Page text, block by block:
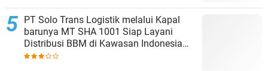
PT Solo Trans Logistik melalui Kapal
barunya MT SHA 1001 Siap Layani
Distribusi BBM di Kawasan Indonesia
bagian Timur